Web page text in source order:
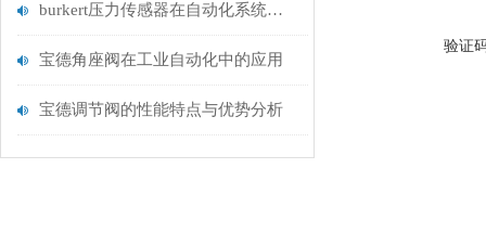
burkert压力传感器在自动化系统中的应用
宝德角座阀在工业自动化中的应用
宝德调节阀的性能特点与优势分析
验证